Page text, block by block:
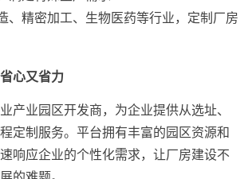
、精密加工、生物医药等行业，定制厂房
心又省力
产业园区开发商，为企业提供从选址、
定制服务。平台拥有丰富的园区资源和
响应企业的个性化需求，让厂房建设不